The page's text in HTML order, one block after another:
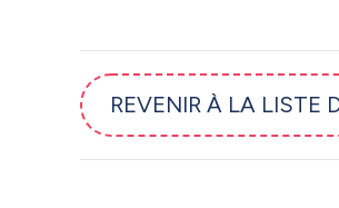
REVENIR À LA LISTE